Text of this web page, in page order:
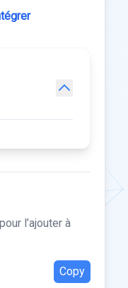
l’ajouter à
Copy